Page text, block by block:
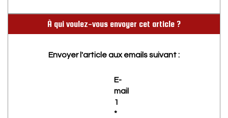
À qui voulez-vous envoyer cet article ?
Envoyer l'article aux emails suivant :
E-
mail
1
*